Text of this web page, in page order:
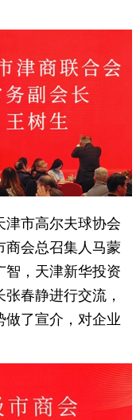
津市高尔夫球协会
商会总召集人马蒙
智，天津新华投资
春静进行交流，
做了宣介，对企业